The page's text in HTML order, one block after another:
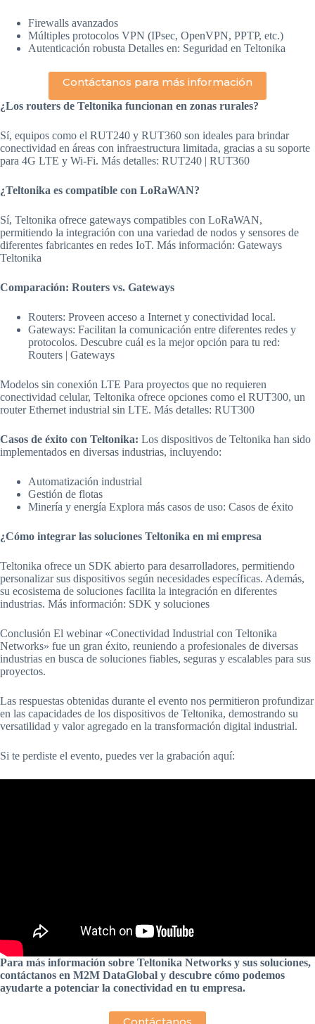
Firewalls avanzados
Múltiples protocolos VPN (IPsec, OpenVPN, PPTP, etc.)
Autenticación robusta Detalles en: Seguridad en Teltonika
Contáctanos para más información
¿Los routers de Teltonika funcionan en zonas rurales?
Sí, equipos como el RUT240 y RUT360 son ideales para brindar
conectividad en áreas con infraestructura limitada, gracias a su soporte
para 4G LTE y Wi-Fi. Más detalles: RUT240 | RUT360
¿Teltonika es compatible con LoRaWAN?
Sí, Teltonika ofrece gateways compatibles con LoRaWAN,
permitiendo la integración con una variedad de nodos y sensores de
diferentes fabricantes en redes IoT. Más información: Gateways
Teltonika
Comparación: Routers vs. Gateways
Routers: Proveen acceso a Internet y conectividad local.
Gateways: Facilitan la comunicación entre diferentes redes y
protocolos. Descubre cuál es la mejor opción para tu red:
Routers | Gateways
Modelos sin conexión LTE Para proyectos que no requieren
conectividad celular, Teltonika ofrece opciones como el RUT300, un
router Ethernet industrial sin LTE. Más detalles: RUT300
Casos de éxito con Teltonika: Los dispositivos de Teltonika han sido
implementados en diversas industrias, incluyendo:
Automatización industrial
Gestión de flotas
Minería y energía Explora más casos de uso: Casos de éxito
¿Cómo integrar las soluciones Teltonika en mi empresa
Teltonika ofrece un SDK abierto para desarrolladores, permitiendo
personalizar sus dispositivos según necesidades específicas. Además,
su ecosistema de soluciones facilita la integración en diferentes
industrias. Más información: SDK y soluciones
Conclusión El webinar «Conectividad Industrial con Teltonika
Networks» fue un gran éxito, reuniendo a profesionales de diversas
industrias en busca de soluciones fiables, seguras y escalables para sus
proyectos.
Las respuestas obtenidas durante el evento nos permitieron profundizar
en las capacidades de los dispositivos de Teltonika, demostrando su
versatilidad y valor agregado en la transformación digital industrial.
Si te perdiste el evento, puedes ver la grabación aquí:
Para más información sobre Teltonika Networks y sus soluciones,
contáctanos en M2M DataGlobal y descubre cómo podemos
ayudarte a potenciar la conectividad en tu empresa.